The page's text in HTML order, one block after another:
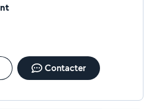
Contacter